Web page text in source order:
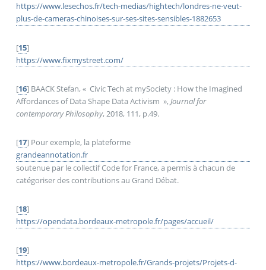
https://www.lesechos.fr/tech-medias/hightech/londres-ne-veut-
plus-de-cameras-chinoises-sur-ses-sites-sensibles-1882653
[15]
https://www.fixmystreet.com/
[16] BAACK Stefan, « Civic Tech at mySociety : How the Imagined
Affordances of Data Shape Data Activism », Journal for
contemporary Philosophy, 2018, 111, p.49.
[17] Pour exemple, la plateforme
grandeannotation.fr
soutenue par le collectif Code for France, a permis à chacun de
catégoriser des contributions au Grand Débat.
[18]
https://opendata.bordeaux-metropole.fr/pages/accueil/
[19]
https://www.bordeaux-metropole.fr/Grands-projets/Projets-d-